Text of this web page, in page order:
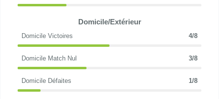
Domicile/Extérieur
Domicile Victoires 4/8
Domicile Match Nul 3/8
Domicile Défaites 1/8